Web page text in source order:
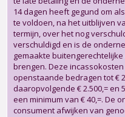
14 dagen heeft gegund om
te voldoen, na het uitblijven
termijn, over het nog
verschuldigd en is de
gemaakte
brengen. Deze
openstaande bedragen tot €
daaropvolgende € 2.500,= en
een minimum van € 40,=. De
consument afwijken van